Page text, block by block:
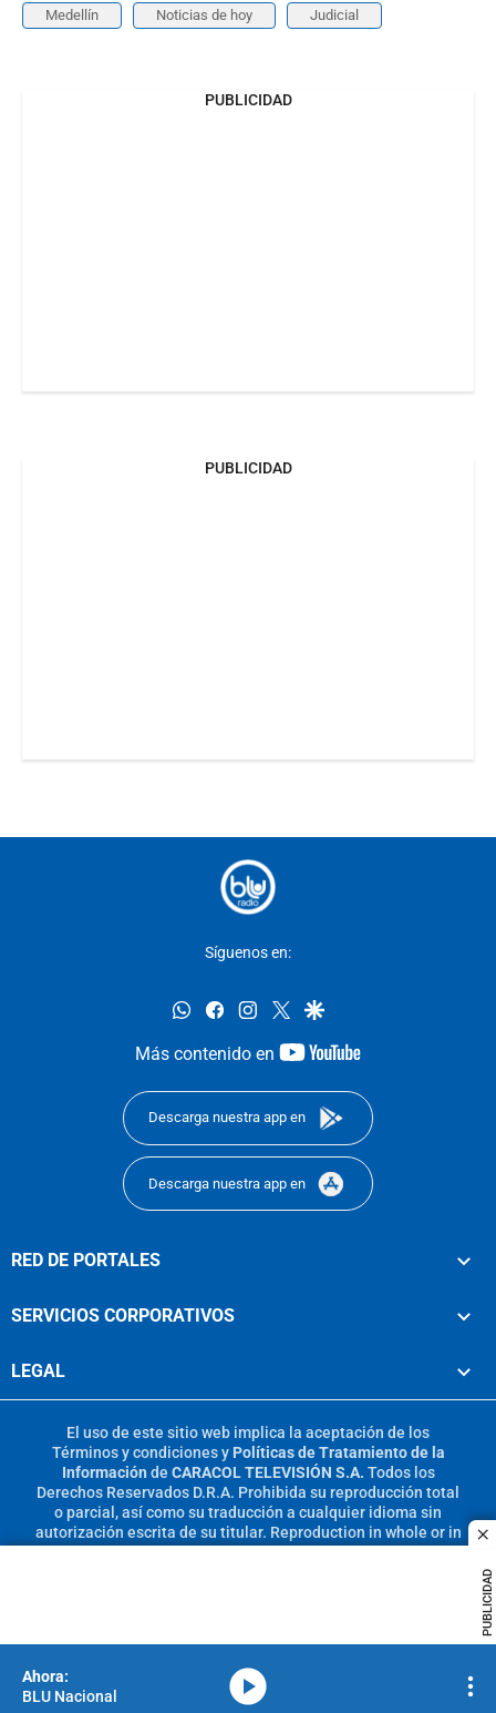
PUBLICIDAD
Medellín Noticias de hoy Judicial
PUBLICIDAD
PUBLICIDAD
Síguenos en:
whatsappfacebookinstagram
twittergoogle
Más contenido en
youtube-
Descarga nuestra app en
Descarga nuestra app en
RED DE PORTALES
SERVICIOS CORPORATIVOS
LEGAL
El uso de este sitio web implica la aceptación de los
Términos y condicionesy Políticas de Tratamiento de la
Información de CARACOL TELEVISIÓN S.A. Todos los
Derechos Reservados D.R.A. Prohibida su reproducción total
o parcial, así como su traducción a cualquier idioma sin
autorización escrita de su titular. Reproduction in whole or in
BLU Nacional